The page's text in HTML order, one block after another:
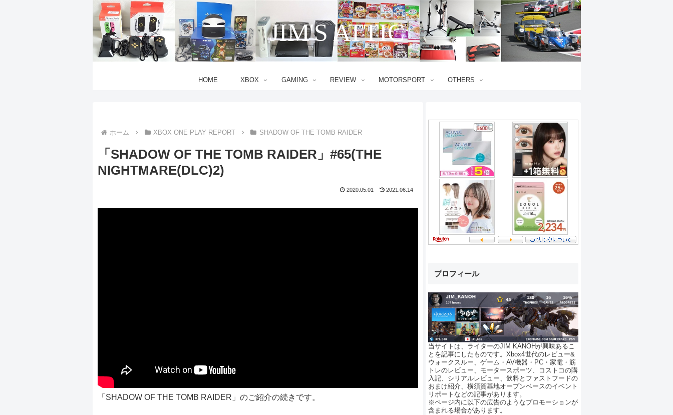
JIM'S ATTIC
HOME XBOX GAMING REVIEW MOTORSPORT OTHERS
ホーム XBOX ONE PLAY REPORT SHADOW OF THE TOMB RAIDER
「SHADOW OF THE TOMB RAIDER」#65(THE
NIGHTMARE(DLC)2)
2020.05.01 2021.06.14
「SHADOW OF THE TOMB RAIDER」のご紹介の続きです。
プロフィール
当サイトは、ライターのJIM KANOHが興味あるこ
とを記事にしたものです。Xbox4世代のレビュー&
ウォークスルー、ゲーム・AV機器・PC・家電・筋
トレのレビュー、モータースポーツ、コストコの購
入記、シリアルレビュー、飲料とファストフードの
おまけ紹介、横須賀基地オープンベースのイベント
リポートなどの記事があります。
※ページ内に以下の広告のようなプロモーションが
含まれる場合があります。